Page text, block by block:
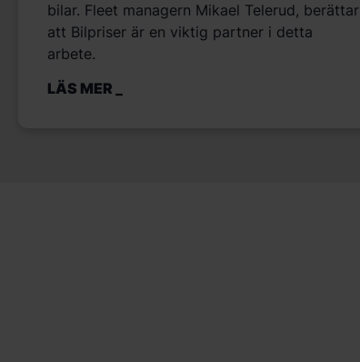
bilar. Fleet managern Mikael Telerud, berättar
att Bilpriser är en viktig partner i detta
arbete.
LÄS MER